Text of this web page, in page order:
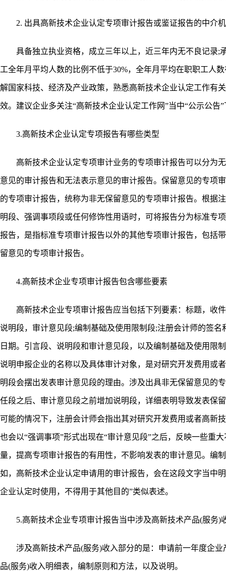
2. 出具高新技术企业认定专项审计报告或鉴证报告的中介
具备独立执业资格，成立三年以上，近三年内无不良记录;
工全年月平均人数的比例不低于30%，全年月平均在职职工人
解国家科技、经济及产业政策，熟悉高新技术企业认定工作有
效。建议企业多关注“高新技术企业认定工作网”当中“公示公告
3.高新技术企业认定专项报告有哪些类型
高新技术企业认定专项审计业务的专项审计报告可以分为
意见的审计报告和无法表示意见的审计报告。保留意见的专项
的专项审计报告，统称为非无保留意见的专项审计报告。根据
明段、强调事项段或任何修饰性用语时，可将报告分为标准专
报告，是指标准专项审计报告以外的其他专项审计报告，包括
留意见的专项审计报告。
4.高新技术企业专项审计报告包含哪些要素
高新技术企业专项审计报告应当包括下列要素：标题，收件
说明段，审计意见段;编制基础及使用限制段;注册会计师的签
日期。引言段、说明段和审计意见段，以及编制基础及使用限
说明申报企业的名称以及具体审计对象，是对研究开发费用或
明段会摆出发表审计意见段的理由。涉及出具非无保留意见的
任段之后、审计意见段之前增加说明段，详细表明导致发表保
可能的情况下，注册会计师会指出其对研究开发费用或者高新
也会以“强调事项”形式出现在“审计意见段”之后，反映一些重
量，提高专项审计报告的有用性，不影响发表的审计意见。编
如，高新技术企业认定申请用的审计报告，会在这段文字当中
企业认定时使用，不得用于其他目的”类似表述。
5.高新技术企业专项审计报告当中涉及高新技术产品(服务)
涉及高新技术产品(服务)收入部分的是：申请前一年度企业
品(服务)收入明细表，编制原则和方法，以及说明。